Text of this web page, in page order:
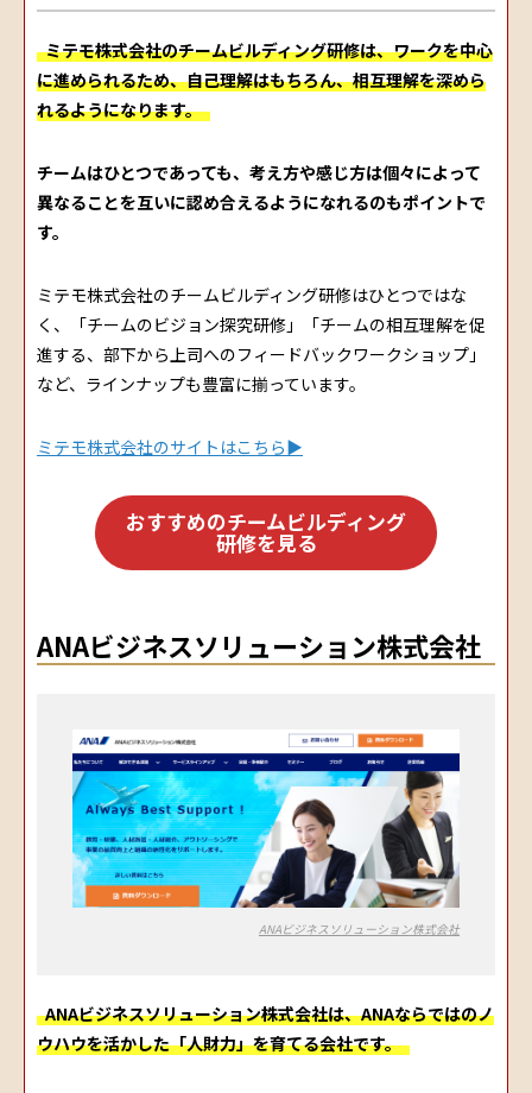
ミテモ株式会社のチームビルディング研修は、ワークを中心
に進められるため、自己理解はもちろん、相互理解を深めら
れるようになります。
チームはひとつであっても、考え方や感じ方は個々によって
異なることを互いに認め合えるようになれるのもポイントで
す。
ミテモ株式会社のチームビルディング研修はひとつではな
く、「チームのビジョン探究研修」「チームの相互理解を促
進する、部下から上司へのフィードバックワークショップ」
など、ラインナップも豊富に揃っています。
ミテモ株式会社のサイトはこちら▶
おすすめのチームビルディング
研修を見る
ANAビジネスソリューション株式会社
ANAビジネスソリューション株式会社
ANAビジネスソリューション株式会社は、ANAならではのノ
ウハウを活かした「人財力」を育てる会社です。